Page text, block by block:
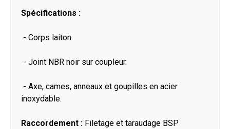
Spécifications :
- Corps laiton.
- Joint NBR noir sur coupleur.
- Axe, cames, anneaux et goupilles en acier
inoxydable.
Raccordement : Filetage et taraudage BSP